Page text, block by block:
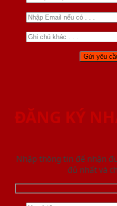
ĐĂNG KÝ
Nhập thông tin để nhận
đủ nhất và